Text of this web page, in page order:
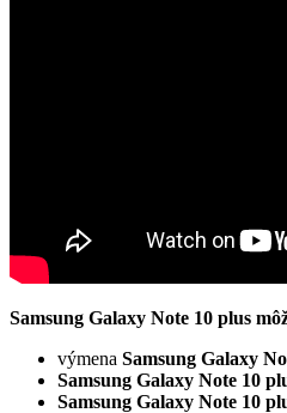
Samsung Galaxy Note 10 plus
výmena Samsung Galaxy
Samsung Galaxy Note 10
Samsung Galaxy Note 10